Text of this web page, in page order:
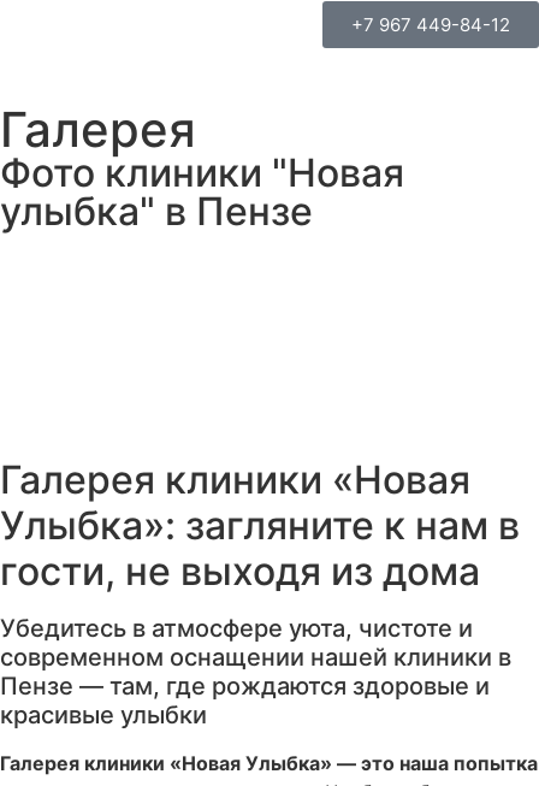
+7 967 449-84-12
Галерея
Фото клиники "Новая
улыбка" в Пензе
Галерея клиники «Новая
Улыбка»: загляните к нам в
гости, не выходя из дома
Убедитесь в атмосфере уюта, чистоте и
современном оснащении нашей клиники в
Пензе — там, где рождаются здоровые и
красивые улыбки
Галерея клиники «Новая Улыбка» — это наша попытка